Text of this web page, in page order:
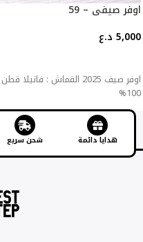
اوفر صيفي – 59
5,000 د.ع
اوفر صيف 2025 القماش : فانيلا قطن
100%
هدايا دائمة شحن سريع